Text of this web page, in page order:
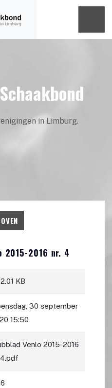
in Limburg.
2015-2016 nr. 4
KB
30 september
15:50
Venlo 2015-2016
4.pdf